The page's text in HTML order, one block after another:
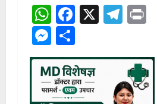
WhatsApp
Facebook
X
Messenger